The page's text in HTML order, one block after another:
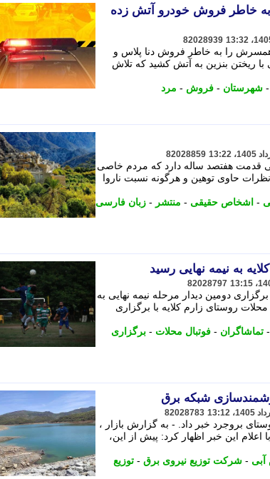
خاطر فروش خودرو آتش زده
82028939
را به خاطر فروش دنا پلاس و
ریختن بنزین به آتش کشید که تلاش
- شهرستان - فروش - مرد
82028859
قدمت هفتصد ساله دارد که مردم خاصی
حاوی توهین و هرگونه نسبت ناروا
- اشخاص حقیقی - منتشر - زبان فارسی
به نیمه نهایی رسید
82028797
دومین دیدار مرحله نیمه نهایی به
روستای زارم کلایه با برگزاری
- تماشاگران - فوتبال محلات - برگزاری
82028783
توزیع برق لرستان، از پایان تنش آبی 9 روستای بروجرد خبر داد. - به گزارش بازار ،
این خبر اظهار کرد: پیش از این،
- شرکت توزیع نیروی برق - توزیع